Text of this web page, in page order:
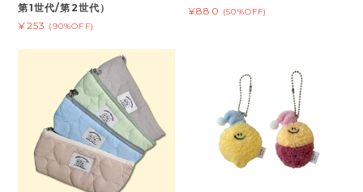
第1世代/第2世代）
¥253 (90%OFF)
¥880 (50%OFF)